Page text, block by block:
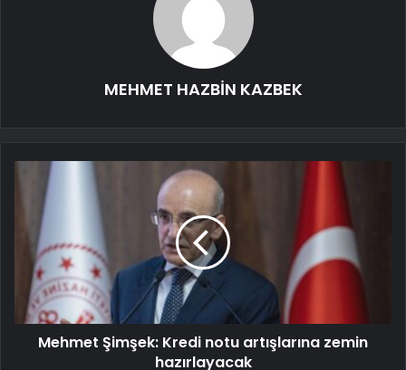
MEHMET HAZBİN KAZBEK
Mehmet Şimşek: Kredi notu artışlarına zemin
hazırlayacak